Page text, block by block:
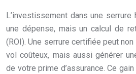
L’investissement dans une serrure
une dépense, mais un calcul de
(ROI). Une serrure certifiée peut
vol coûteux, mais aussi générer
de votre prime d’assurance. Ce